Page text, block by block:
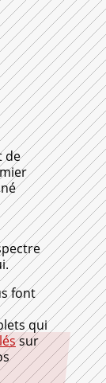
de
font
qui
sur